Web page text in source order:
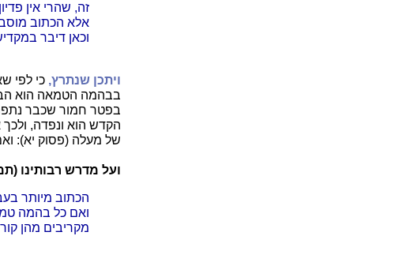
זה, שהרי אין
אלא הכתוב
וכאן דיבר
ויתכן שנתרץ, כי לפי
בבהמה הטמאה הוא
בפטר חמור שכבר
הקדש הוא ונפדה,
של מעלה (פסוק יא):
ועל מדרש רבותינו
הכתוב מיותר
ואם כל בהמה
מקריבים מהן